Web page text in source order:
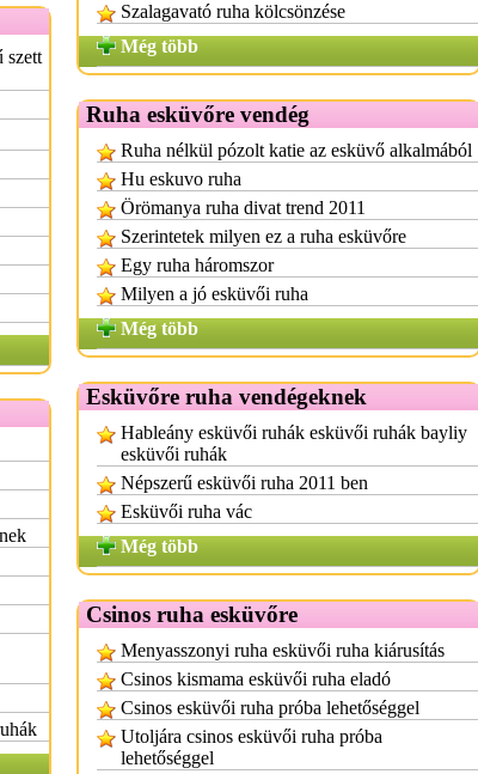
szett
Szalagavató ruha kölcsönzése
Még több
Ruha esküvőre vendég
Ruha nélkül pózolt katie az esküvő alkalmából
Hu eskuvo ruha
Örömanya ruha divat trend 2011
Szerintetek milyen ez a ruha esküvőre
Egy ruha háromszor
Milyen a jó esküvői ruha
Még több
Esküvőre ruha vendégeknek
Hableány esküvői ruhák esküvői ruhák bayliy
esküvői ruhák
Népszerű esküvői ruha 2011 ben
Esküvői ruha vác
Még több
Csinos ruha esküvőre
Menyasszonyi ruha esküvői ruha kiárusítás
Csinos kismama esküvői ruha eladó
Csinos esküvői ruha próba lehetőséggel
Utoljára csinos esküvői ruha próba
lehetőséggel